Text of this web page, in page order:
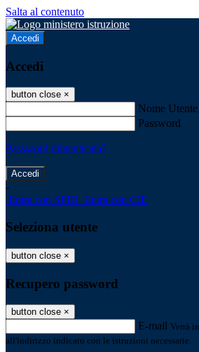
Salta al contenuto
Accedi
Accedi
button close ×
Nome Utente
Password
Password dimenticata?
-
Entra con SPID Entra con CIE
Seleziona utente
button close ×
Recupero password
button close ×
E-mail Verrà
all'indirizzo indicato con le istruzioni necessarie.